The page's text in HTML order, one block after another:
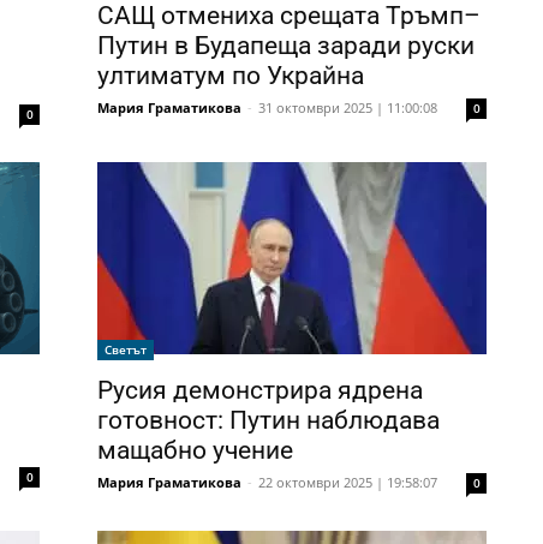
0
САЩ отмениха срещата Тръмп–
Путин в Будапеща заради руски
ултиматум по Украйна
Мария Граматикова - 31 октомври 2025 | 11:00:08 0
0
Светът
Русия демонстрира ядрена
готовност: Путин наблюдава
мащабно учение
Мария Граматикова - 22 октомври 2025 | 19:58:07 0